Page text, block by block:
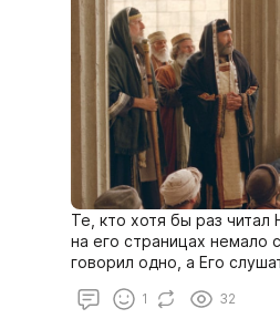
Те, кто хотя бы раз читал
на его страницах немало
говорил одно, а Его
1 32